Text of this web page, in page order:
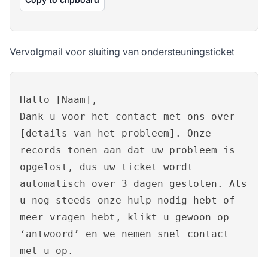
Vervolgmail voor sluiting van ondersteuningsticket
Hallo [Naam],
Dank u voor het contact met ons over
[details van het probleem]. Onze
records tonen aan dat uw probleem is
opgelost, dus uw ticket wordt
automatisch over 3 dagen gesloten. Als
u nog steeds onze hulp nodig hebt of
meer vragen hebt, klikt u gewoon op
‘antwoord’ en we nemen snel contact
met u op.